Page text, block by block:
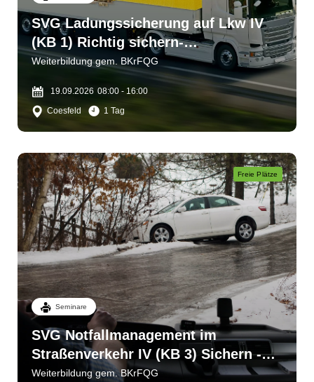
SVG Ladungssicherung auf Lkw IV
(KB 1) Richtig sichern-
verantwortlich handeln
Weiterbildung gem. BKrFQG
19.09.2026 08:00 - 16:00
Coesfeld
1 Tag
Freie Plätze
Seminare
SVG Notfallmanagement im
Straßenverkehr IV (KB 3) Sichern -
bergen - helfen
Weiterbildung gem. BKrFQG